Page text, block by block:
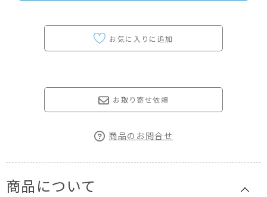
お取り寄せ依頼
商品のお問合せ
商品について